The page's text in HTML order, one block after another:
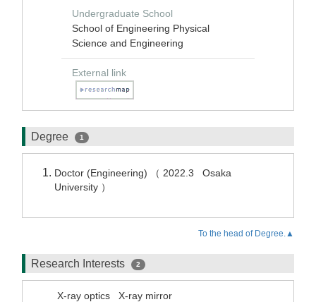
Undergraduate School
School of Engineering Physical
Science and Engineering
External link
Degree 1
Doctor (Engineering) （ 2022.3 Osaka
University ）
To the head of Degree.▲
Research Interests 2
X-ray optics X-ray mirror